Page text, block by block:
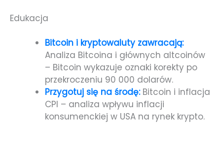
Edukacja
Bitcoin i kryptowaluty zawracają:
Analiza Bitcoina i głównych altcoinów
– Bitcoin wykazuje oznaki korekty po
przekroczeniu 90 000 dolarów.
Przygotuj się na środę:Bitcoin i inflacja
CPI – analiza wpływu inflacji
konsumenckiej w USA na rynek krypto.